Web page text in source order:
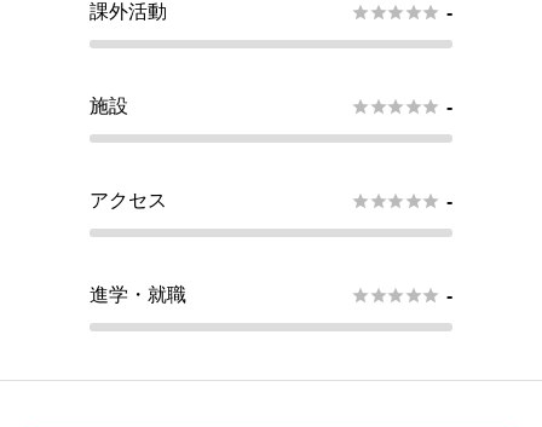
課外活動  -
施設  -
アクセス  -
進学・就職  -